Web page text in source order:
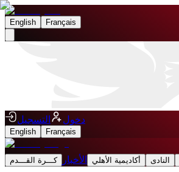
English Français
دخول التسجيل
English Français
كـــرة القـــدم الأخبار أكاديمية الأهلي النادى